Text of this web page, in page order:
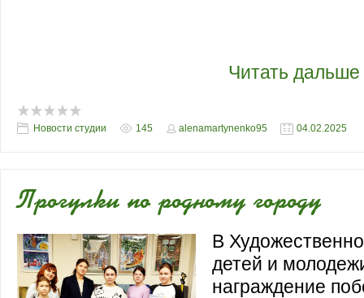
Читать дальше
Новости студии 145 alenamartynenko95 04.02.2025
Прогулки по родному городу
В
детей и
награждение